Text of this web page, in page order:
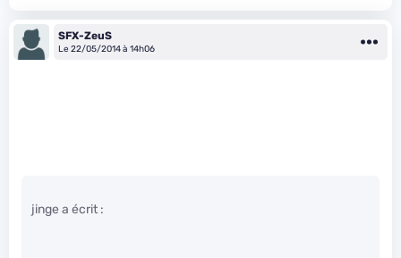
SFX-ZeuS
Le 22/05/2014 à 14h06
jinge a écrit :